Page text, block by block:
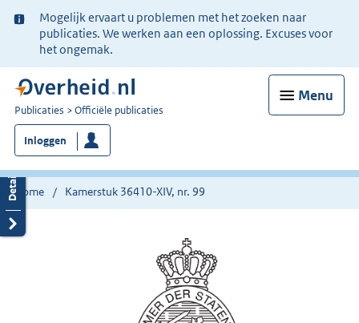
Ter
informatie:
Mogelijk ervaart u problemen met het zoeken naar
publicaties. We werken aan een oplossing. Excuses voor
het ongemak.
Menu
U
bent
nu
hier:
Publicaties Officiële publicaties
Inloggen
Home Kamerstuk 36410-XIV, nr. 99